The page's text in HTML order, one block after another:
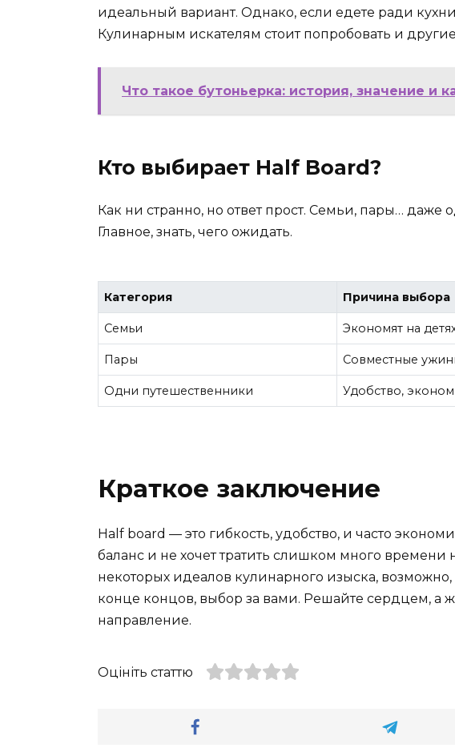
идеальный вариант. Однако, если едете ради
Кулинарным искателям стоит попробовать и
Что такое бутоньерка: история, значение и
Кто выбирает Half Board?
Как ни странно, но ответ прост. Семьи, пары…
Главное, знать, чего ожидать.
Категория Причина выбора
Семьи Экономят на
Пары Совместные
Одни путешественники Удобство,
Краткое заключение
Half board — это гибкость, удобство, и часто
баланс и не хочет тратить слишком много
некоторых идеалов кулинарного изыска, возможно,
конце концов, выбор за вами. Решайте сердцем, а
направление.
Оцініть статтю